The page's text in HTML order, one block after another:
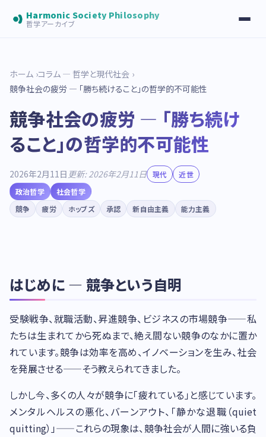
Harmonic Society Philosophy
哲学アーカイブ
ホーム コラム — 哲学と現代社会
競争社会の疲労 — 「勝ち続けること」の哲学的不可能性
競争社会の疲労 — 「勝ち続け
ること」の哲学的不可能性
2026年2月11日 更新: 2026年2月11日 現代
近世
政治哲学
社会哲学
競争
疲労 ホッブズ 承認 新自由主義 能力主義
はじめに — 競争という自明
受験戦争、就職活動、昇進競争、ビジネスの市場競争——私
たちは生まれてから死ぬまで、絶え間ない競争のなかに置か
れています。競争は効率を高め、イノベーションを生み、社会
を発展させる——そう教えられてきました。
しかし今、多くの人々が競争に「疲れている」と感じています。
メンタルヘルスの悪化、バーンアウト、「静かな退職（quiet
quitting）」——これらの現象は、競争社会が人間に強いる負